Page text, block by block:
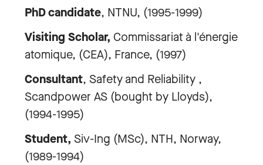
PhD candidate, NTNU, (1995-1999)
Visiting Scholar, Commissariat à l'énergie
atomique, (CEA), France, (1997)
Consultant, Safety and Reliability ,
Scandpower AS (bought by Lloyds),
(1994-1995)
Student, Siv-Ing (MSc), NTH, Norway,
(1989-1994)